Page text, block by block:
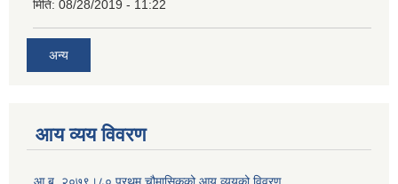
मिति: 08/28/2019 - 11:22
अन्य
आय व्यय विवरण